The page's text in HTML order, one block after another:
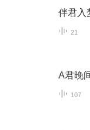
伴君入
21
A君晚
107